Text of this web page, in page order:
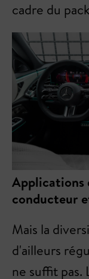
cadre du
Applications
conducteur
Mais la
d'ailleurs
ne suffit pas.